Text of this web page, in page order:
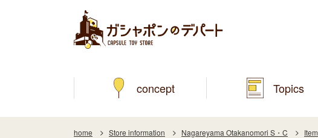
concept Topics
home Store information Nagareyama Otakanomori S・C Item